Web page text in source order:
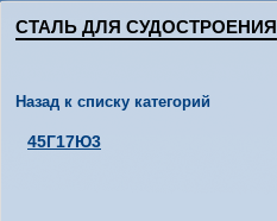
СТАЛЬ ДЛЯ СУДОСТРОЕНИЯ
Назад к списку категорий
45Г17Ю3